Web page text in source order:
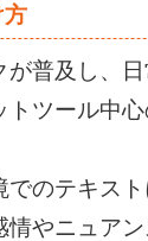
方
が普及し、
トツール中
のテキスト
やニュアン